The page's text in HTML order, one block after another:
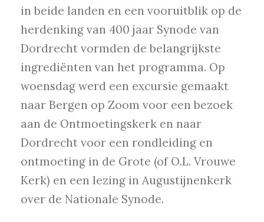
in beide landen en een vooruitblik op de
herdenking van 400 jaar Synode van
Dordrecht vormden de belangrijkste
ingrediënten van het programma. Op
woensdag werd een excursie gemaakt
naar Bergen op Zoom voor een bezoek
aan de Ontmoetingskerk en naar
Dordrecht voor een rondleiding en
ontmoeting in de Grote (of O.L. Vrouwe
Kerk) en een lezing in Augustijnenkerk
over de Nationale Synode.